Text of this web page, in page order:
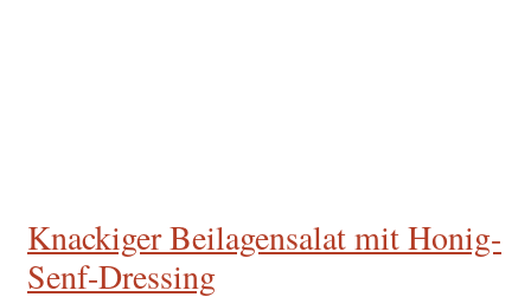
Knackiger Beilagensalat mit Honig-
Senf-Dressing